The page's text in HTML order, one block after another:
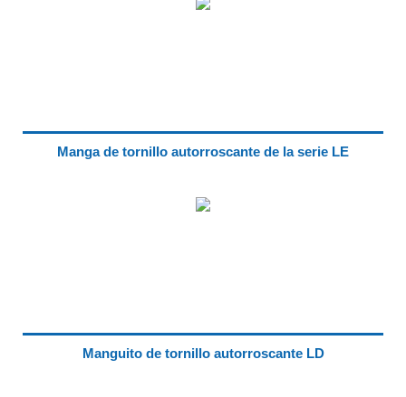
Manga de tornillo autorroscante de la serie LE
Manguito de tornillo autorroscante LD